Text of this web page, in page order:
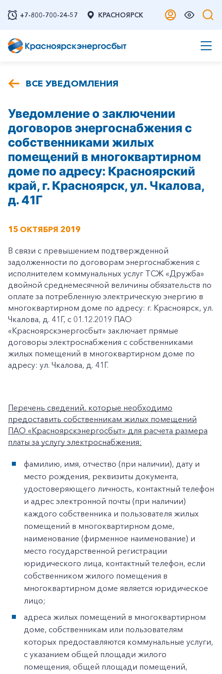
+7-800-700-24-57 КРАСНОЯРСК
ВСЕ УВЕДОМЛЕНИЯ
Уведомление о заключении
договоров энергоснабжения с
собственниками жилых
помещений в многоквартирном
доме по адресу: Красноярский
край, г. Красноярск, ул. Чкалова,
д. 41Г
15 ОКТЯБРЯ 2019
В связи с превышением подтвержденной
задолженности по договорам энергоснабжения с
исполнителем коммунальных услуг ТСЖ «Дружба»
двойной среднемесячной величины обязательств по
оплате за потребленную электрическую энергию в
многоквартирном доме по адресу: г. Красноярск, ул.
Чкалова, д. 41Г, с 01.12.2019 ПАО
«Красноярскэнергосбыт» заключает прямые
договоры электроснабжения с собственниками
жилых помещений в многоквартирном доме по
адресу: ул. Чкалова, д. 41Г.
Перечень сведений, которые необходимо
предоставить собственникам жилых помещений
ПАО «Красноярскэнергосбыт» для расчета размера
платы за услугу электроснабжения:
фамилию, имя, отчество (при наличии), дату и
место рождения, реквизиты документа,
удостоверяющего личность, контактный телефон
и адрес электронной почты (при наличии)
каждого собственника и пользователя жилых
помещений в многоквартирном доме,
наименование (фирменное наименование) и
место государственной регистрации
юридического лица, контактный телефон, если
собственником жилого помещения в
многоквартирном доме является юридическое
лицо;
адреса жилых помещений в многоквартирном
доме, собственникам или пользователям
которых предоставляются коммунальные услуги,
с указанием общей площади жилого
помещения, общей площади помещений,